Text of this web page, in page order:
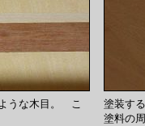
うな木目。 こ
塗装す
塗料の